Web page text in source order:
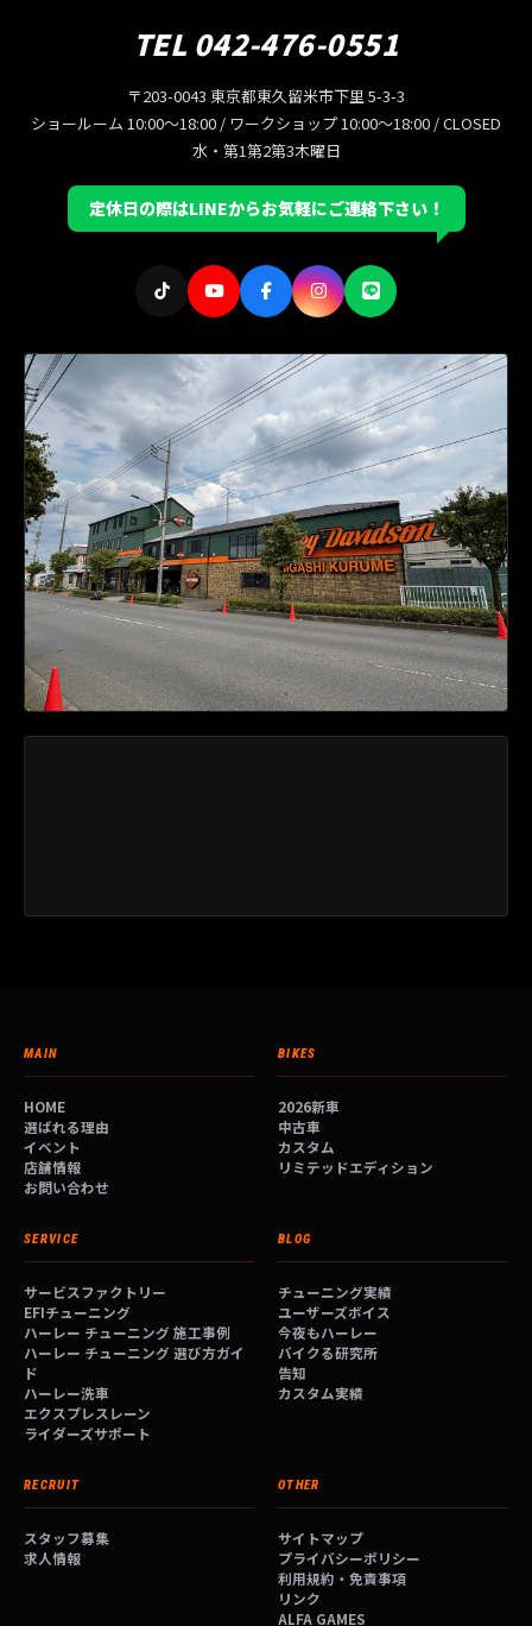
TEL 042-476-0551
〒203-0043 東京都東久留米市下里 5-3-3
ショールーム 10:00〜18:00 / ワークショップ 10:00〜18:00 / CLOSED
水・第1第2第3木曜日
定休日の際はLINEからお気軽にご連絡下さい！
MAIN
HOME
選ばれる理由
イベント
店舗情報
お問い合わせ
BIKES
2026新車
中古車
カスタム
リミテッドエディション
SERVICE
サービスファクトリー
EFIチューニング
ハーレー チューニング 施工事例
ハーレー チューニング 選び方ガイ
ド
ハーレー洗車
エクスプレスレーン
ライダーズサポート
BLOG
チューニング実績
ユーザーズボイス
今夜もハーレー
バイクる研究所
告知
カスタム実績
RECRUIT
スタッフ募集
求人情報
OTHER
サイトマップ
プライバシーポリシー
利用規約・免責事項
リンク
ALFA GAMES